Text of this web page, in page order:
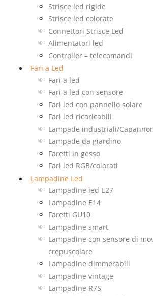
Strisce led rigide
Strisce led colorate
Connettori Strisce Led
Alimentatori led
Controller – telecomandi
Fari a Led
Fari a led
Fari a led con sensore
Fari led con pannello solare
Fari led ricaricabili
Lampade industriali/
Lampade da giardino
Faretti in gesso
Fari led RGB/colorati
Lampadine Led
Lampadine led E27
Lampadine E14
Faretti GU10
Lampadine smart
Lampadine con sensore di
crepuscolare
Lampadine dimmerabili
Lampadine vintage
Lampadine R7S